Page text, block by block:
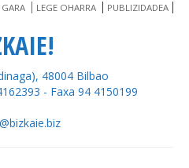
LEGE OHARRA PUBLIZIDADEA
48004 Bilbao
- Faxa 94 4150199